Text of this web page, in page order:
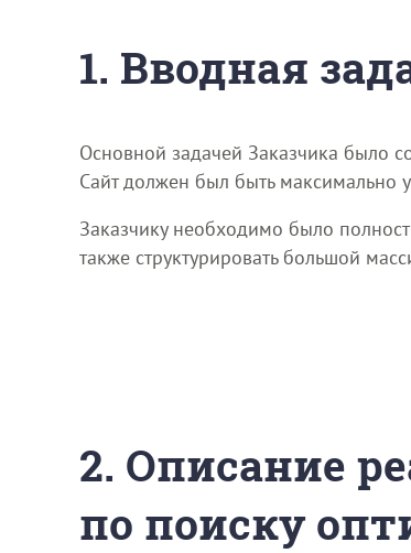
1. Вводная
Основной задачей Заказчика было
Сайт должен был быть максимально
Заказчику необходимо было
также структурировать большой
2. Описание
по поиску